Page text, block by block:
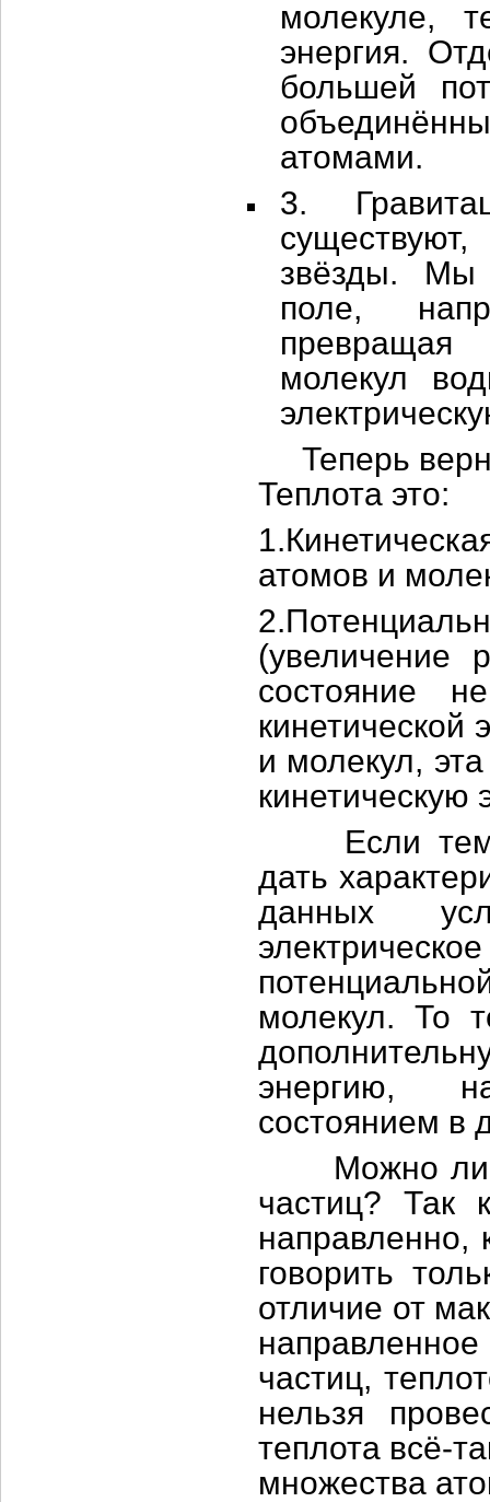
молекуле,
энергия.
большей
атомами.
3.
звёзды. Мы
поле,
превращая
молекул
Теперь
Теплота это:
атомов и
(увеличение
состояние
кинетической
и молекул,
кинетическую
Если
дать
данных
молекул. То
энергию,
состоянием в
Можно ли
частиц? Так
направленно,
говорить
отличие от
частиц,
нельзя
теплота всё-
множества